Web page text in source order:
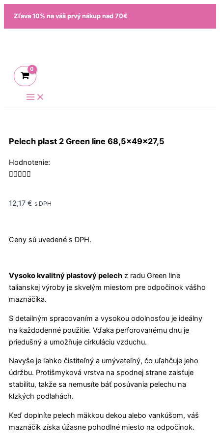
Preskočiť
obsah
Zľava 10% na váš prvý nákup nad 70€
Pelech plast 2 Green line 68,5x49x27,5
Hodnotenie:

Rated
12,17 € s DPH
Ceny sú uvedené s DPH.
Vysoko kvalitný plastový pelech z radu Green line
talianskej výroby je skvelým miestom pre odpočinok vášho
maznáčika.
S detailným spracovaním a vysokou odolnosťou je ideálny
na každodenné použitie. Vďaka perforovanému dnu je
priedušný a umožňuje cirkuláciu vzduchu.
Navyše je ľahko čistiteľný a umývateľný, čo uľahčuje jeho
údržbu. Protišmyková vrstva na spodnej strane zaisťuje
stabilitu, takže sa nemusíte báť posúvania pelechu na
klzkých podlahách.
Keď doplníte pelech mäkkou dekou alebo vankúšom, váš
maznáčik získa úžasne pohodlné miesto na odpočinok.